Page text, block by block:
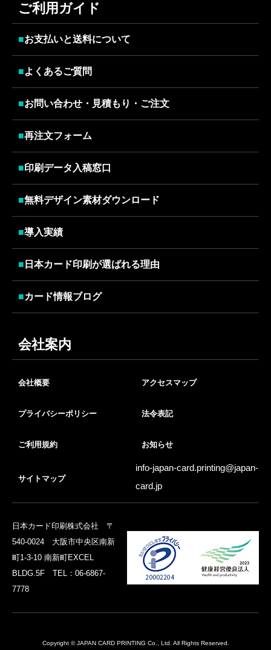
ご利用ガイド
■お支払いと送料について
■よくあるご質問
■お問い合わせ・見積もり・ご注文
■再注文フォーム
■印刷データ入稿窓口
■無料デザイン素材ダウンロード
■導入実績
■ 日本カード印刷が選ばれる理由
■カード情報ブログ
会社案内
会社概要 アクセスマップ
プライバシーポリシー 法令表記
ご利用規約 お知らせ
サイトマップ
info-japan-card.printing@japan-
card.jp
日本カード印刷株式会社 〒
540-0024 大阪市中央区南新
町1-3-10 南新町EXCEL
BLDG.5F TEL：06-6867-
7778
Copyright © JAPAN CARD PRINTING Co., Ltd. All Rights Reserved.